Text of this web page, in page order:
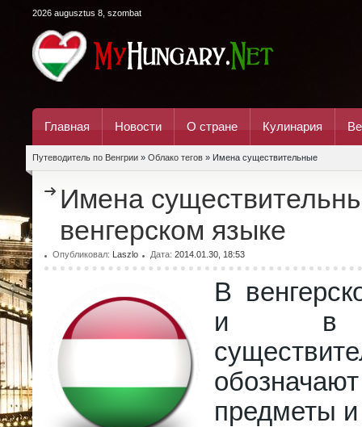
2026 augusztus 8, szombat
Главная Новости О стране Кулинария
Путеводитель по Венгрии » Облако тегов » Имена существительные
Имена
венгерском языке
Опубликовал: Laszlo Дата: 2014.01.30, 18:53
В
и в
предметы